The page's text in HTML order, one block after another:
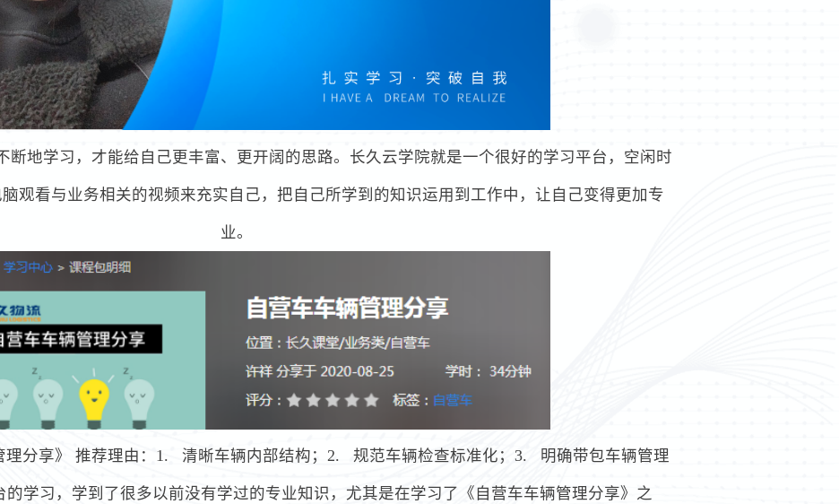
断地学习，才能给自己更丰富、更开阔的思路。长久云学院就是一个很好的学习平台，空闲时
观看与业务相关的视频来充实自己，把自己所学到的知识运用到工作中，让自己变得更加专
业。
理分享》 推荐理由：1. 清晰车辆内部结构；2. 规范车辆检查标准化；3. 明确带包车辆管理
学习，学到了很多以前没有学过的专业知识，尤其是在学习了《自营车车辆管理分享》之